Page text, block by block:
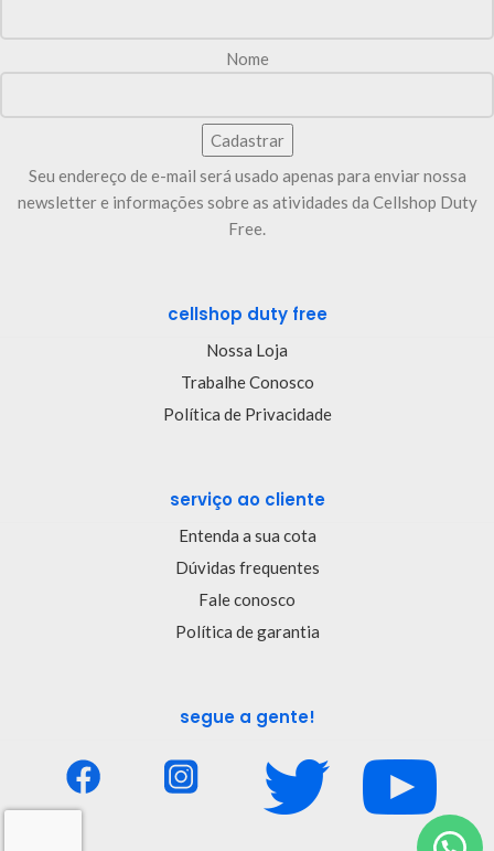
Nome
Seu endereço de e-mail será usado apenas para enviar nossa
newsletter e informações sobre as atividades da Cellshop Duty
Free.
cellshop duty free
Nossa Loja
Trabalhe Conosco
Política de Privacidade
serviço ao cliente
Entenda a sua cota
Dúvidas frequentes
Fale conosco
Política de garantia
segue a gente!